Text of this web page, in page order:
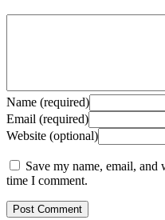
Name (required)
Email (required)
Website (optional)
Save my name, email,
time I comment.